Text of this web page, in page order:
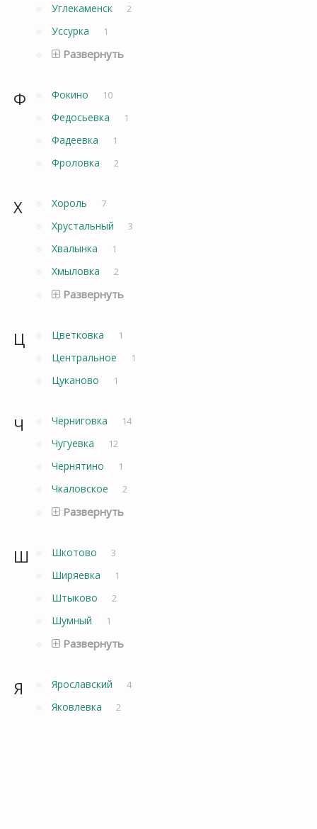
Углекаменск 2
Уссурка 1
Развернуть
Ф Фокино 10
Федосьевка 1
Фадеевка 1
Фроловка 2
Х Хороль 7
Хрустальный 3
Хвалынка 1
Хмыловка 2
Развернуть
Ц Цветковка 1
Центральное 1
Цуканово 1
Ч Черниговка 14
Чугуевка 12
Чернятино 1
Чкаловское 2
Развернуть
Ш Шкотово 3
Ширяевка 1
Штыково 2
Шумный 1
Развернуть
Я Ярославский 4
Яковлевка 2